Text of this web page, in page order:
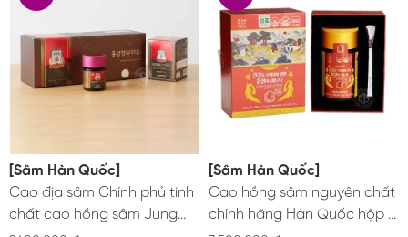
[Sâm Hàn Quốc]
Cao địa sâm Chính phủ tinh
chất cao hồng sâm Jung
[Sâm Hàn Quốc]
Cao hồng sâm nguyên chất
chính hãng Hàn Quốc hộp 1